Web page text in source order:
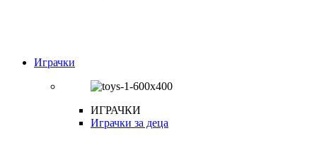
Играчки
ИГРАЧКИ
Играчки за деца